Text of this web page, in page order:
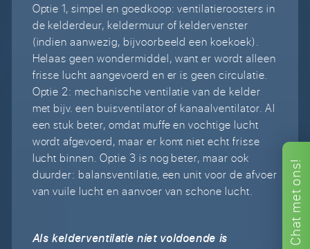
Chat
met
ons!
Optie 1, simpel en goedkoop: ventilatieroosters in
de kelderdeur, keldermuur of keldervenster
(indien aanwezig, bijvoorbeeld een koekoek).
Helaas geen wondermiddel, want er wordt alleen
frisse lucht aangevoerd en er is geen circulatie.
Optie 2: mechanische ventilatie van de kelder
met bijv. een buisventilator of kanaalventilator. Al
een stuk beter, omdat muffe en vochtige lucht
wordt afgevoerd, maar er komt niet echt frisse
lucht binnen. Optie 3 is nog beter, maar ook
duurder: balansventilatie, een unit voor de afvoer
van vuile lucht en aanvoer van schone lucht.
Als kelderventilatie niet voldoende is